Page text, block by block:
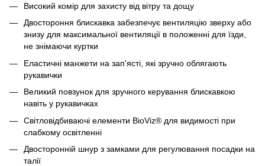
Високий комір для захисту від вітру та дощу
Двостороння блискавка забезпечує вентиляцію зверху або
знизу для максимальної вентиляції в положенні для їзди,
не знімаючи куртки
Еластичні манжети на зап'ясті, які зручно облягають
рукавички
Великий повзунок для зручного керування блискавкою
навіть у рукавичках
Світловідбиваючі елементи BioViz® для видимості при
слабкому освітленні
Двосторонній шнур з замками для регулювання посадки на
талії